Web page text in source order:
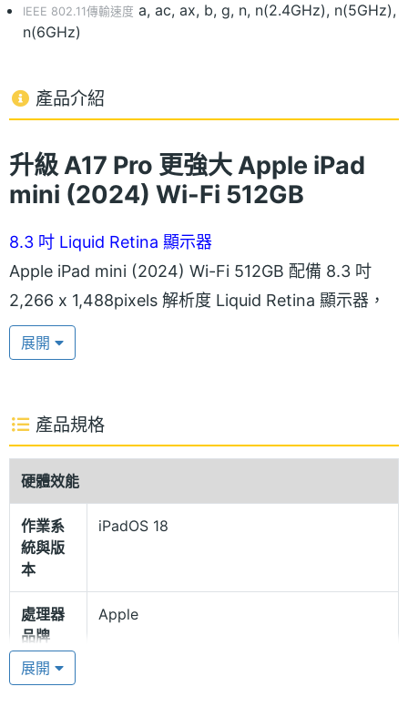
IEEE 802.11傳輸速度 a, ac, ax, b, g, n, n(2.4GHz), n(5GHz),
n(6GHz)
產品介紹
升級 A17 Pro 更強大Apple iPad
mini (2024) Wi-Fi 512GB
8.3 吋 Liquid Retina 顯示器
Apple iPad mini (2024) Wi-Fi 512GB 配備 8.3 吋
2,266 x 1,488pixels 解析度 Liquid Retina 顯示器，
支援原彩顯示、P3 廣色域顯示標準，呈現銳利的文字
與豐富的色彩，螢幕峰值亮度可達 500nits。另外，
快捷。
再生鋁金屬機身
Apple iPad mini (2024) Wi-Fi 512GB 機身採用
100% 再生鋁金屬設計，小尺寸機身搭配圓角切邊增強
手感體驗，全螢幕設計帶來更好的觀看視野。支援
Apple Pencil (USB‑C) 與 Apple Pencil Pro，具備懸
浮功能與輕點兩下筆桿，就能快速切換工具，Apple
Pencil Pro 則具備雙指按壓、側轉與觸覺回饋，同時
可藉由磁力吸附在機身側邊。
展開
產品規格
硬體效能
作業系
統與版
本
iPadOS 18
處理器
品牌
Apple
處理器
展開